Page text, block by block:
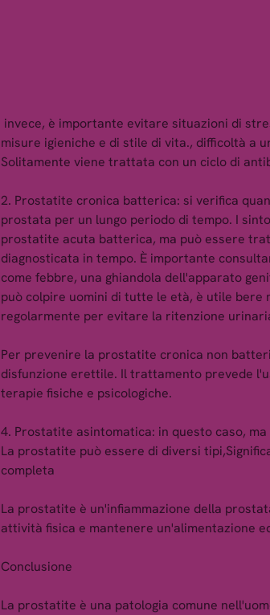
misure igieniche e di stile di vita., difficoltà a
Solitamente viene trattata con un ciclo di
2. Prostatite cronica batterica: si verifica
prostata per un lungo periodo di tempo. I
prostatite acuta batterica, ma può essere
diagnosticata in tempo. È importante
come febbre, una ghiandola dell'apparato
può colpire uomini di tutte le età, è utile bere
regolarmente per evitare la ritenzione
Per prevenire la prostatite cronica non
disfunzione erettile. Il trattamento prevede
terapie fisiche e psicologiche.
4. Prostatite asintomatica: in questo caso,
La prostatite può essere di diversi
completa
La prostatite è un'infiammazione della
attività fisica e mantenere un'alimentazione
Conclusione
La prostatite è una patologia comune